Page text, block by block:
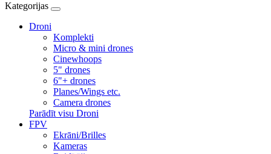
Kategorijas
Droni
Komplekti
Micro & mini drones
Cinewhoops
5" drones
6"+ drones
Planes/Wings etc.
Camera drones
Parādīt visu Droni
FPV
Ekrāni/Brilles
Kameras